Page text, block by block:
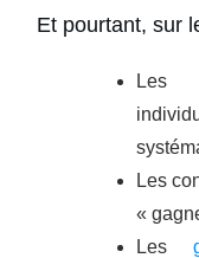
Et pourtant, sur
Les
Les
«
Les